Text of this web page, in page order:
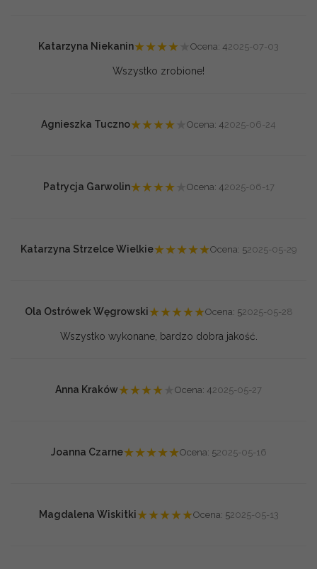
Katarzyna Niekanin★★★★ Ocena: 42025-07-03
Wszystko zrobione!
Agnieszka Tuczno★★★★ Ocena: 42025-06-24
Patrycja Garwolin★★★★ Ocena: 42025-06-17
Katarzyna Strzelce Wielkie★★★★★Ocena: 52025-05-29
Ola Ostrówek Węgrowski★★★★★Ocena: 52025-05-28
Wszystko wykonane, bardzo dobra jakość.
Anna Kraków★★★★ Ocena: 42025-05-27
Joanna Czarne★★★★★Ocena: 52025-05-16
Magdalena Wiskitki★★★★★Ocena: 52025-05-13